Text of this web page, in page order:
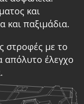
και
και παξιμάδια.
στροφές με το
απόλυτο έλεγχο